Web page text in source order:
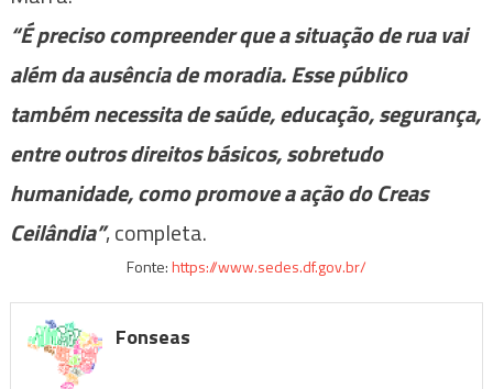
“É preciso compreender que a situação de rua vai
além da ausência de moradia. Esse público
também necessita de saúde, educação, segurança,
entre outros direitos básicos, sobretudo
humanidade, como promove a ação do Creas
Ceilândia”, completa.
Fonte:https://www.sedes.df.gov.br/
Fonseas